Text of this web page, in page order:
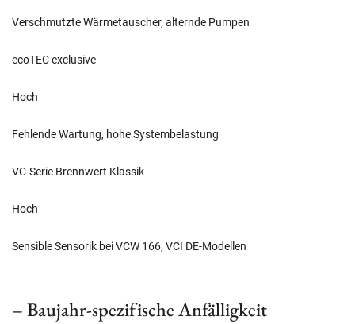
Verschmutzte Wärmetauscher, alternde Pumpen
ecoTEC exclusive
Hoch
Fehlende Wartung, hohe Systembelastung
VC-Serie Brennwert Klassik
Hoch
Sensible Sensorik bei VCW 166, VCI DE-Modellen
– Baujahr-spezifische Anfälligkeit